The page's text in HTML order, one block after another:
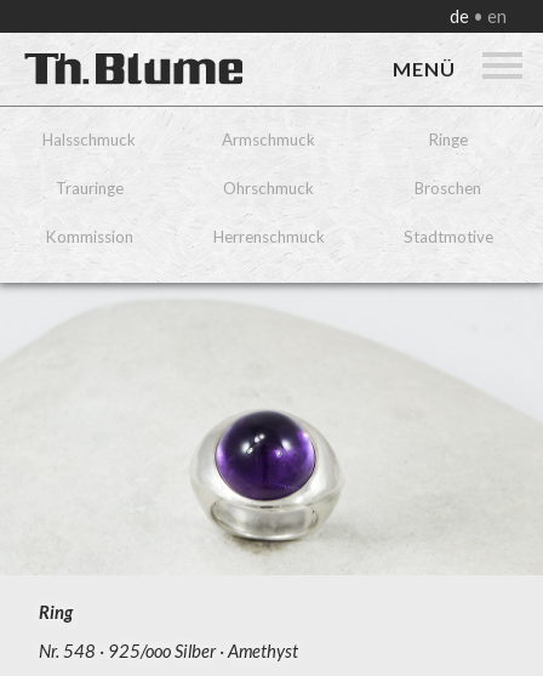
de en
MENÜ
Halsschmuck Armschmuck Ringe
Trauringe Ohrschmuck Broschen
Kommission Herrenschmuck Stadtmotive
Ring
Nr. 548
925/ooo Silber Amethyst